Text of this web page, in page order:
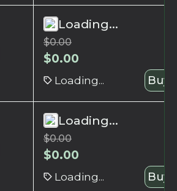
Loading...
$0.00
$0.00
Loading... Buy
Loading...
$0.00
$0.00
Loading... Buy